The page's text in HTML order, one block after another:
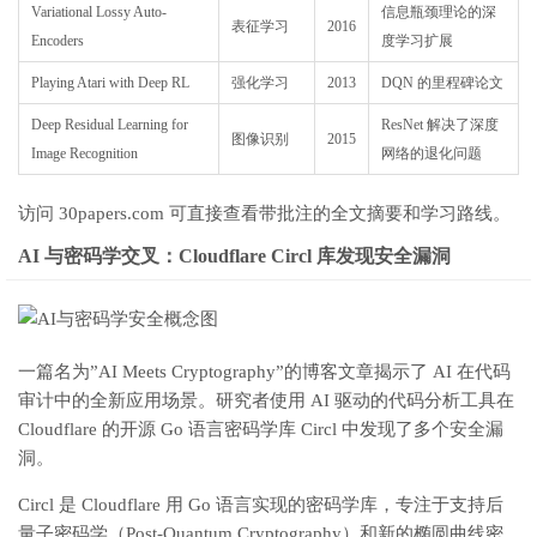
Variational Lossy Auto-
Encoders
表征学习 2016
信息瓶颈理论的深
度学习扩展
Playing Atari with Deep RL 强化学习 2013 DQN 的里程碑论文
Deep Residual Learning for
Image Recognition
图像识别 2015
ResNet 解决了深度
网络的退化问题
访问 30papers.com 可直接查看带批注的全文摘要和学习路线。
AI 与密码学交叉：Cloudflare Circl 库发现安全漏洞
一篇名为”AI Meets Cryptography”的博客文章揭示了 AI 在代码
审计中的全新应用场景。研究者使用 AI 驱动的代码分析工具在
Cloudflare 的开源 Go 语言密码学库 Circl 中发现了多个安全漏
洞。
Circl 是 Cloudflare 用 Go 语言实现的密码学库，专注于支持后